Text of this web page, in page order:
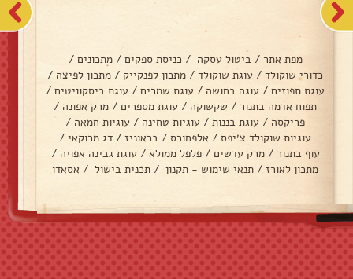
מפת אתר / ביטול עסקה / כניסת ספקים / מתכונים /
כדורי שוקולד / עוגת שוקולד / מתכון לפנקייק / מתכון לפיצה /
עוגת תפוזים / עוגה בחושה / עוגת שמרים / עוגת ביסקוויטים /
תפוח אדמה בתנור / שקשוקה / עוגת מספרים / מרק אפונה /
פריקסה / עוגת בננות / עוגיות טחינה / עוגיות חמאה /
עוגיות שוקולד צ׳יפס / אלפחורס / בראוניז / דג מרוקאי /
עוף בתנור / מרק עדשים / פלפל ממולא / עוגת גבינה אפויה /
מתכון לאורז / תנאי שימוש - תקנון / תכנית בישול / אסאדו